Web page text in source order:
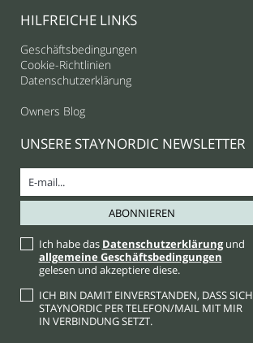
HILFREICHE LINKS
Geschäftsbedingungen
Cookie-Richtlinien
Datenschutzerklärung
Owners Blog
UNSERE STAYNORDIC NEWSLETTER
Ich habe das Datenschutzerklärungund
allgemeine Geschäftsbedingungen
gelesen und akzeptiere diese.
ICH BIN DAMIT EINVERSTANDEN, DASS SICH
STAYNORDIC PER TELEFON/MAIL MIT MIR
IN VERBINDUNG SETZT.